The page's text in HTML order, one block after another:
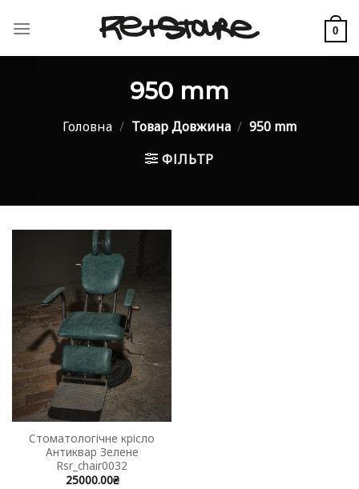
0
950 mm
Головна / Товар Довжина / 950 mm
ФІЛЬТР
Стоматологічне крісло
Антиквар Зелене
Rsr_chair0032
25000.00₴